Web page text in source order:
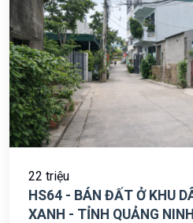
22 triệu
HS64 - BÁN ĐẤT Ở KHU DÂN CƯ PHƯỜNG CAO
XANH - TỈNH QUẢNG NINH